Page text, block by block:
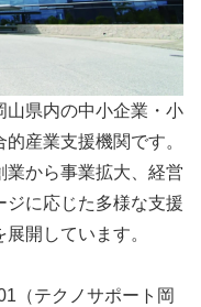
山県内の中小企業・小
産業支援機関です。
業から事業拡大、経営
に応じた多様な支援
開しています。
（テクノサポート岡